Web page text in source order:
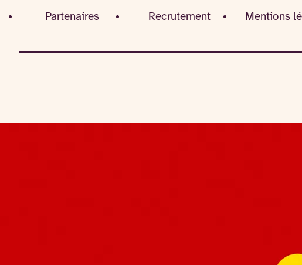
Partenaires Recrutement Mentions